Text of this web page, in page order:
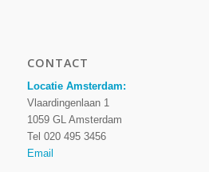
CONTACT
Locatie Amsterdam:
Vlaardingenlaan 1
1059 GL Amsterdam
Tel 020 495 3456
Email